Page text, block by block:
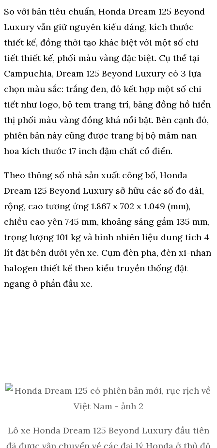
So với bản tiêu chuẩn, Honda Dream 125 Beyond
Luxury vẫn giữ nguyên kiểu dáng, kích thước
thiết kế, đồng thời tạo khác biệt với một số chi
tiết thiết kế, phối màu vàng đặc biệt. Cụ thể tại
Campuchia, Dream 125 Beyond Luxury có 3 lựa
chọn màu sắc: trắng đen, đỏ kết hợp một số chi
tiết như logo, bộ tem trang trí, bảng đồng hồ hiển
thị phối màu vàng đồng khá nổi bật. Bên cạnh đó,
phiên bản này cũng được trang bị bộ mâm nan
hoa kích thước 17 inch đậm chất cổ điển.
Theo thông số nhà sản xuất công bố, Honda
Dream 125 Beyond Luxury sở hữu các số đo dài,
rộng, cao tương ứng 1.867 x 702 x 1.049 (mm),
chiều cao yên 745 mm, khoảng sáng gầm 135 mm,
trọng lượng 101 kg và bình nhiên liệu dung tích 4
lít đặt bên dưới yên xe. Cụm đèn pha, đèn xi-nhan
halogen thiết kế theo kiểu truyền thống đặt
ngang ở phần đầu xe.
Lô xe Honda Dream 125 Beyond Luxury đầu tiên
đã được vận chuyển về các đại lý Honda ở thủ đô